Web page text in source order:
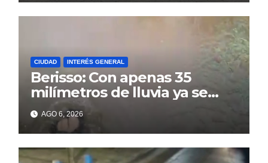
CIUDAD INTERÉS GENERAL
Berisso: Con apenas 35
milímetros de lluvia ya se
sienten los problemas
AGO 6, 2026